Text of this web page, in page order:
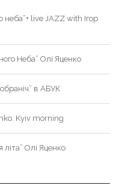
неба”+ live JAZZ with Ігор
Неба” Олі Яценко
в АБУК
Kyiv morning
Олі Яценко